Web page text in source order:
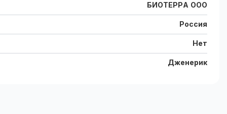
БИОТЕРРА ООО
Россия
Нет
Дженерик